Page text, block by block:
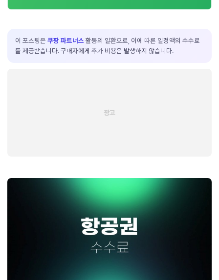
이 포스팅은 쿠팡 파트너스 활동의 일환으로, 이에 따른 일정액의 수수료
를 제공받습니다. 구매자에게 추가 비용은 발생하지 않습니다.